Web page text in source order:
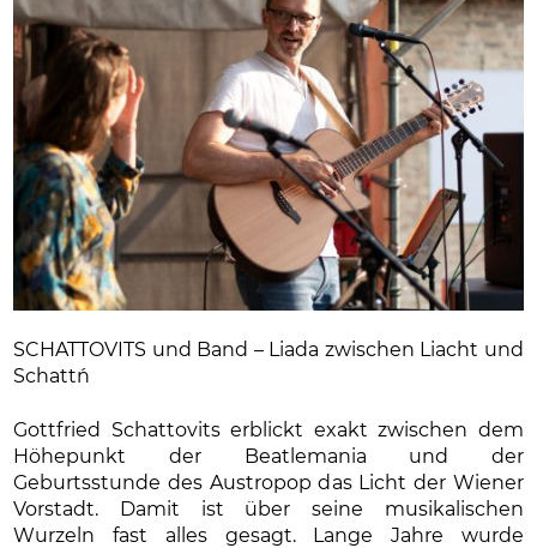
SCHATTOVITS und Band – Liada zwischen Liacht und
Schatt´n
Gottfried Schattovits erblickt exakt zwischen dem
Höhepunkt der Beatlemania und der
Geburtsstunde des Austropop das Licht der Wiener
Vorstadt. Damit ist über seine musikalischen
Wurzeln fast alles gesagt. Lange Jahre wurde